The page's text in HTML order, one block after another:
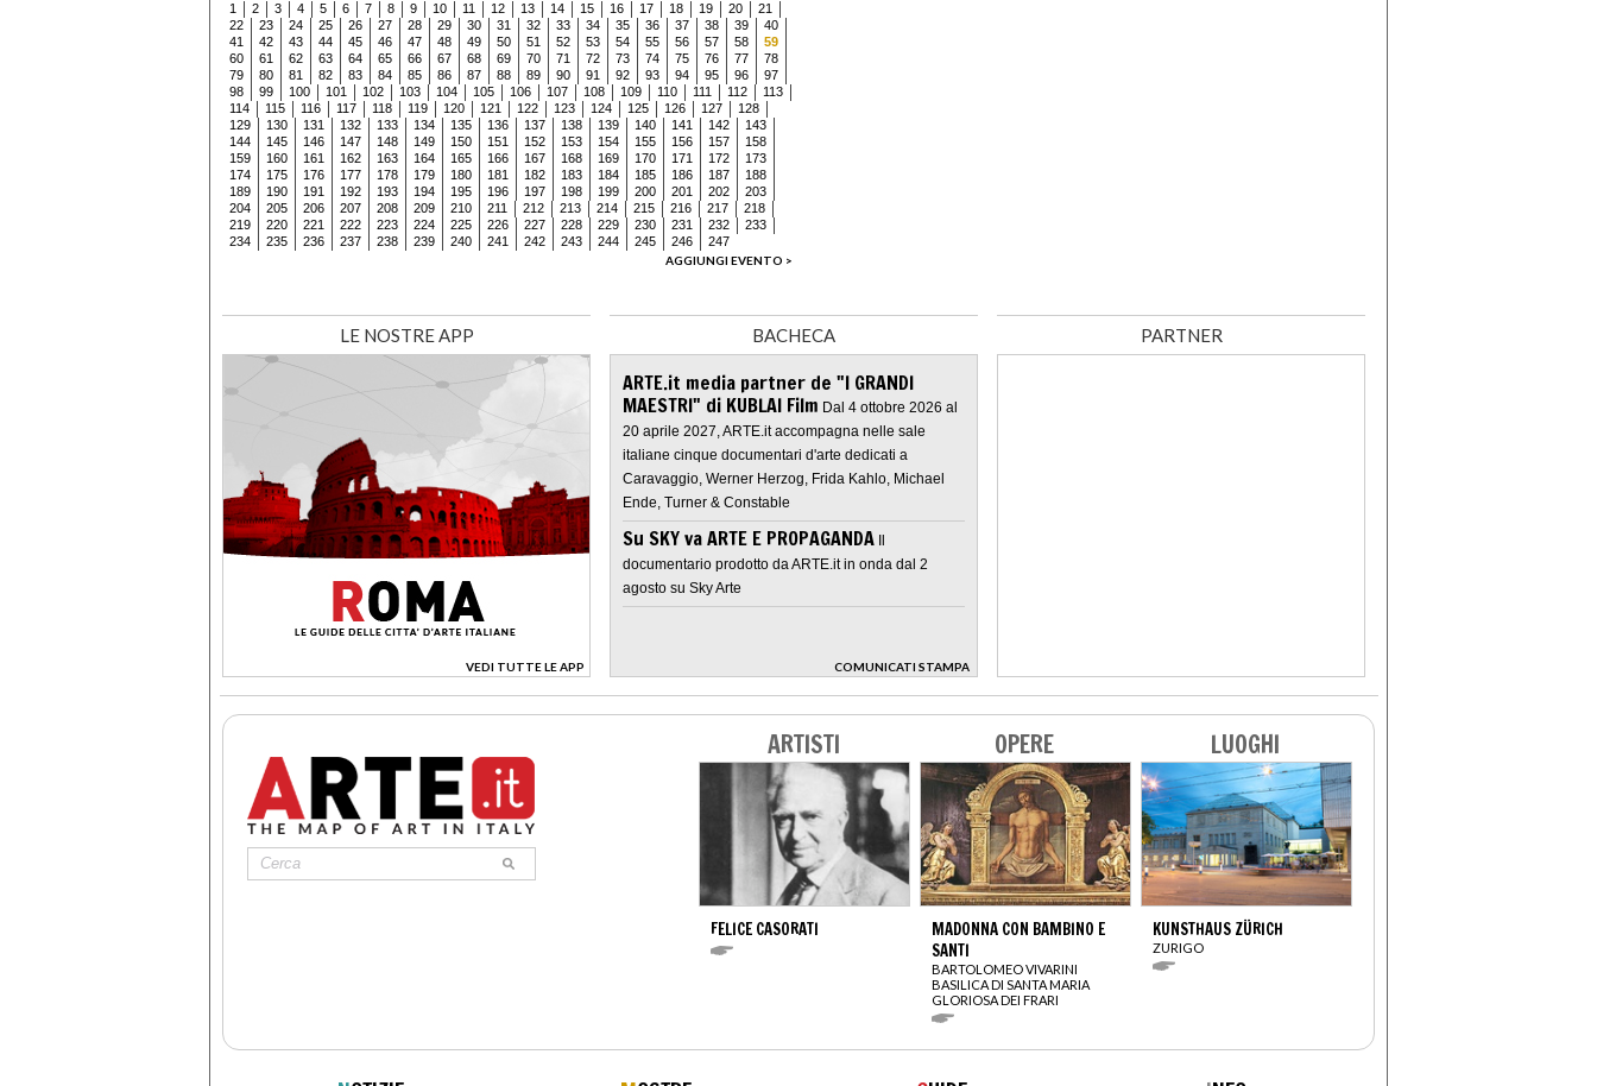
1 2 3 4 5 6 7 8 9 10 11 12 13 14 15 16 17 18 19 20
21
22
23 24 25 26 27 28 29 30 31 32 33 34 35 36 37 38 39
40
41
42 43 44 45 46 47 48 49 50 51 52 53 54 55 56 57 58
59
60
61 62 63 64 65 66 67 68 69 70 71 72 73 74 75 76 77
78
79
80 81 82 83 84 85 86 87 88 89 90 91 92 93 94 95 96
97
98
99 100 101 102 103 104 105 106 107 108 109 110 111 112
113
114
115 116 117 118 119 120 121 122 123 124 125 126 127
128
129
130 131 132 133 134 135 136 137 138 139 140 141 142
143
144
145 146 147 148 149 150 151 152 153 154 155 156 157
158
159
160 161 162 163 164 165 166 167 168 169 170 171 172
173
174
175 176 177 178 179 180 181 182 183 184 185 186 187
188
189
190 191 192 193 194 195 196 197 198 199 200 201 202
203
204
205 206 207 208 209 210 211 212 213 214 215 216 217
218
219
220 221 222 223 224 225 226 227 228 229 230 231 232
233
234
235 236 237 238 239 240 241 242 243 244 245 246
247
AGGIUNGI EVENTO >
LE NOSTRE APP
VEDI TUTTE LE APP
>
BACHECA
ARTE.it media partner de "I GRANDI
MAESTRI" di KUBLAI Film Dal 4 ottobre 2026 al
20 aprile 2027, ARTE.it accompagna nelle sale
italiane cinque documentari d'arte dedicati a
Caravaggio, Werner Herzog, Frida Kahlo, Michael
Ende, Turner & Constable
Su SKY va ARTE E PROPAGANDA Il
documentario prodotto da ARTE.it in onda dal 2
agosto su Sky Arte
COMUNICATI STAMPA
>
PARTNER
ARTISTI
FELICE CASORATI
OPERE
MADONNA CON BAMBINO E
SANTI
BARTOLOMEO VIVARINI
BASILICA DI SANTA MARIA
GLORIOSA DEI FRARI
LUOGHI
KUNSTHAUS ZÜRICH
ZURIGO